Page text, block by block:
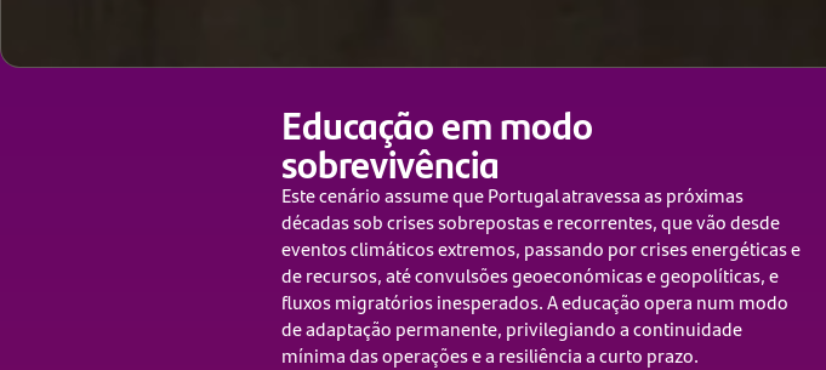
Educação em modo
sobrevivência
Este cenário assume que Portugal atravessa as próximas
décadas sob crises sobrepostas e recorrentes, que vão desde
eventos climáticos extremos, passando por crises energéticas e
de recursos, até convulsões geoeconómicas e geopolíticas, e
fluxos migratórios inesperados. A educação opera num modo
de adaptação permanente, privilegiando a continuidade
mínima das operações e a resiliência a curto prazo.